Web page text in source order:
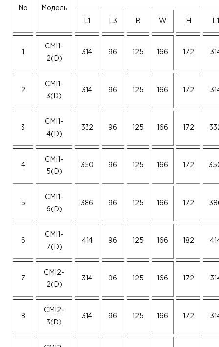
No Модель
L1 L3 B W H L1
CMI1-
2(D)
314 96 125 166 172
2
CMI1-
3(D)
314 96 125 166 172
3
CMI1-
4(D)
332 96 125 166 172
4
CMI1-
5(D)
350 96 125 166 172
5
CMI1-
6(D)
386 96 125 166 172
6
CMI1-
7(D)
414 96 125 166 182
7
CMI2-
2(D)
314 96 125 166 172
8
CMI2-
3(D)
314 96 125 166 172